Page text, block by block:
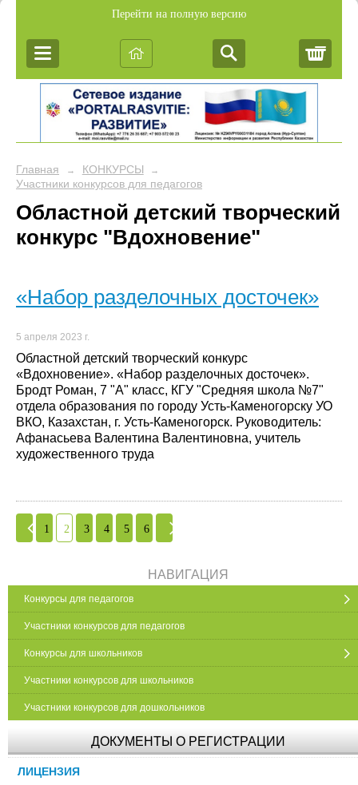
Перейти на полную версию
Главная → КОНКУРСЫ →
Участники конкурсов для педагогов
Областной детский творческий
конкурс "Вдохновение"
«Набор разделочных досточек»
5 апреля 2023 г.
Областной детский творческий конкурс
«Вдохновение». «Набор разделочных досточек».
Бродт Роман, 7 "А" класс, КГУ "Средняя школа №7"
отдела образования по городу Усть-Каменогорску УО
ВКО, Казахстан, г. Усть-Каменогорск. Руководитель:
Афанасьева Валентина Валентиновна, учитель
художественного труда
1 2 3 4 5 6
НАВИГАЦИЯ
Конкурсы для педагогов
Участники конкурсов для педагогов
Конкурсы для школьников
Участники конкурсов для школьников
Участники конкурсов для дошкольников
ДОКУМЕНТЫ О РЕГИСТРАЦИИ
ЛИЦЕНЗИЯ